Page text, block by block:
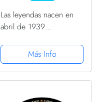
Las leyendas nacen en
abril de 1939
mujeres PopSockets
PopGrip Intercambiable
Más Info